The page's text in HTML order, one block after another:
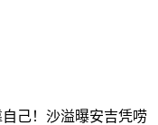
己！沙溢曝安吉凭唠